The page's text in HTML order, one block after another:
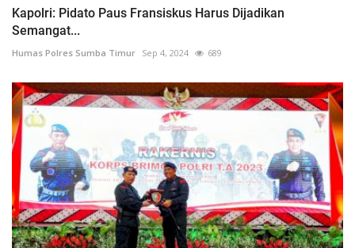
Kapolri: Pidato Paus Fransiskus Harus Dijadikan
Semangat...
Humas Polres Sumba Timur Sep 4, 2024 689